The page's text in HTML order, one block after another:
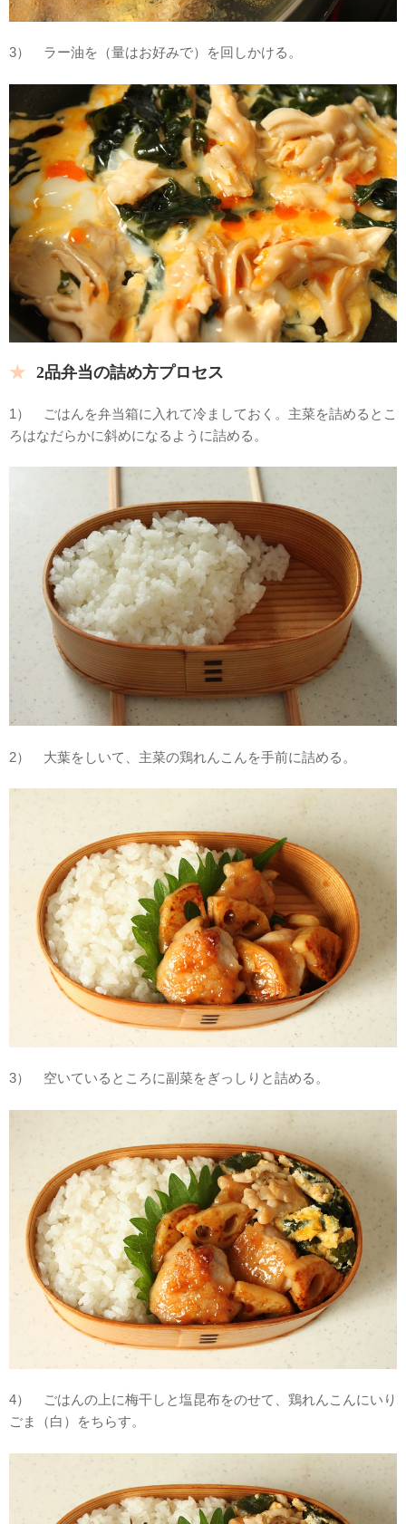
3） ラー油を（量はお好みで）を回しかける。
2品弁当の詰め方プロセス
1） ごはんを弁当箱に入れて冷ましておく。主菜を詰めるとこ
ろはなだらかに斜めになるように詰める。
2） 大葉をしいて、主菜の鶏れんこんを手前に詰める。
3） 空いているところに副菜をぎっしりと詰める。
4） ごはんの上に梅干しと塩昆布をのせて、鶏れんこんにいり
ごま（白）をちらす。